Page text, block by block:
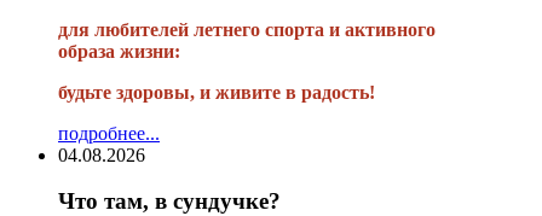
для любителей летнего спорта и активного
образа жизни:
будьте здоровы, и живите в радость!
подробнее...
04.08.2026
Что там, в сундучке?